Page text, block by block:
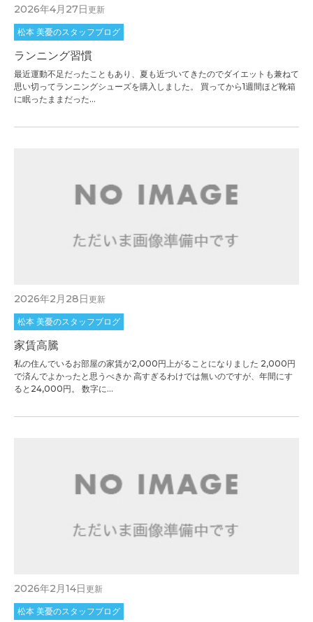
2026年4月27日更新
松本 美憂のスタッフブログ
ランニング習慣
最近運動不足だったこともあり、夏も近づいてきたのでダイエットも兼ねて
思い切ってランニングシューズを購入しました。 買ってから1週間ほど靴箱
に眠ったままだった...
2026年2月28日更新
松本 美憂のスタッフブログ
家賃高騰
私の住んでいるお部屋の家賃が2,000円上がることになりました 2,000円
で済んでよかったと思うべきか 高すぎるわけでは無いのですが、年間にす
ると24,000円。 数字に...
2026年2月14日更新
松本 美憂のスタッフブログ